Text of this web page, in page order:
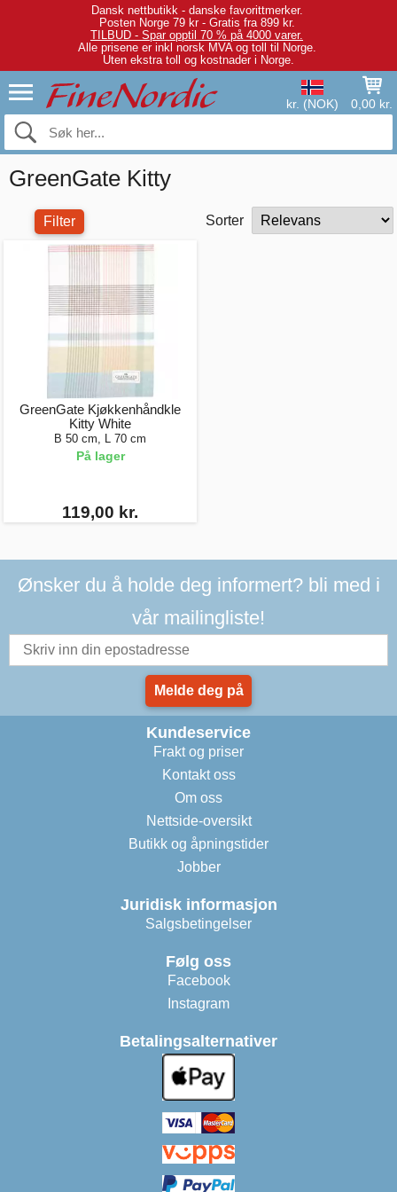
Dansk nettbutikk - danske favorittmerker.
Posten Norge 79 kr - Gratis fra 899 kr.
TILBUD - Spar opptil 70 % på 4000 varer.
Alle prisene er inkl norsk MVA og toll til Norge.
Uten ekstra toll og kostnader i Norge.
kr. (NOK) 0,00 kr.
GreenGate Kitty
Filter Sorter
GreenGate Kjøkkenhåndkle
Kitty White
B 50 cm, L 70 cm
På lager
119,00 kr.
Ønsker du å holde deg informert? bli med i
vår mailingliste!
Melde deg på
Kundeservice
Frakt og priser
Kontakt oss
Om oss
Nettside-oversikt
Butikk og åpningstider
Jobber
Juridisk informasjon
Salgsbetingelser
Følg oss
Facebook
Instagram
Betalingsalternativer